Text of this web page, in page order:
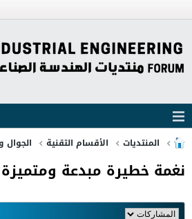
المنتديات الأقسام التقنية الجوال
نغمة خطيرة مبدعة ومتميزة